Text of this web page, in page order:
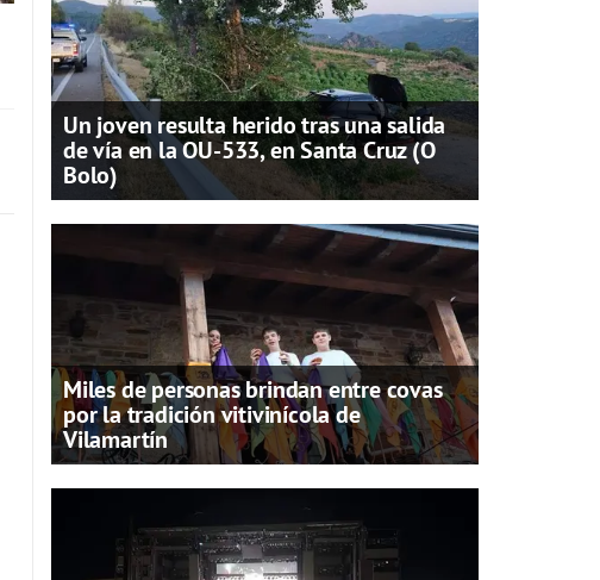
Un joven resulta herido tras una salida
de vía en la OU-533, en Santa Cruz (O
Bolo)
Miles de personas brindan entre covas
por la tradición vitivinícola de
Vilamartín